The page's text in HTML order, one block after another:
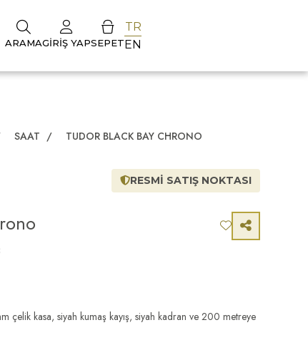
ARAMAGIRIŞ YAPSEPET
TR
EN
SAAT / TUDOR BLACK BAY CHRONO
RESMİ SATIŞ NOKTASI
çelik kasa, siyah kumaş kayış, siyah kadran ve 200 metreye